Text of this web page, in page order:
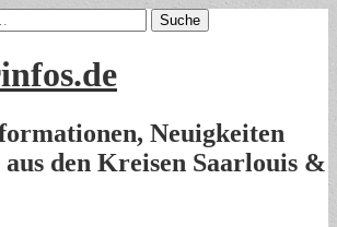
Neuigkeiten
den Kreisen Saarlouis &